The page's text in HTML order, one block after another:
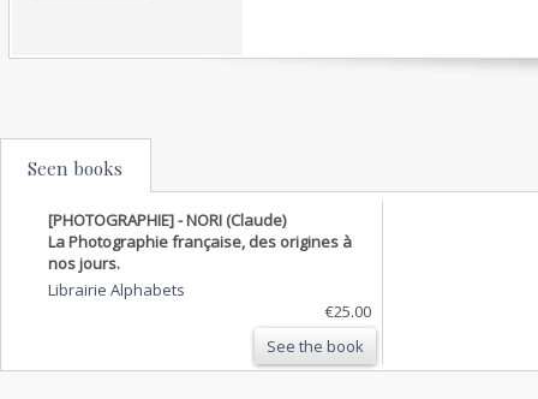
Seen books
[PHOTOGRAPHIE] - NORI (Claude)
La Photographie française, des origines à
nos jours.
Librairie Alphabets
€25.00
See the book